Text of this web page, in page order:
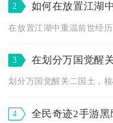
2 如何在放置江湖
3 在划分万国觉醒
4 全民奇迹2手游